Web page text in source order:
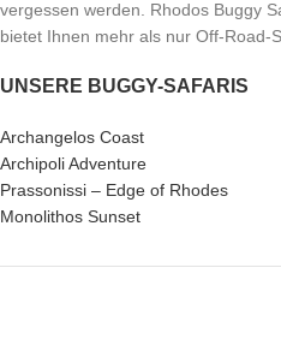
vergessen werden. Rhodos Buggy
bietet Ihnen mehr als nur Off-Road-
UNSERE BUGGY-SAFARIS
Archangelos Coast
Archipoli Adventure
Prassonissi – Edge of Rhodes
Monolithos Sunset